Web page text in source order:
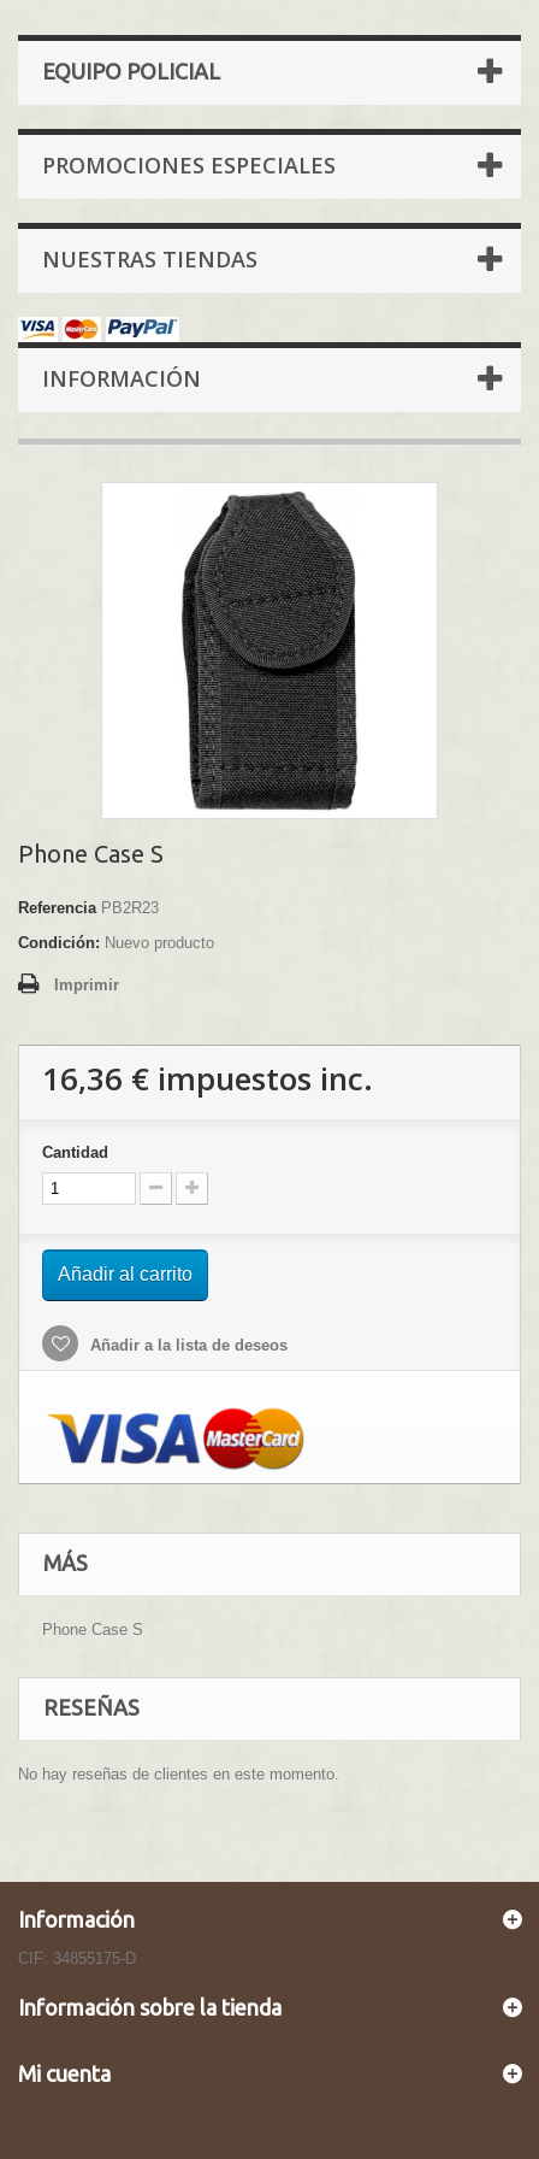
EQUIPO POLICIAL
PROMOCIONES ESPECIALES
NUESTRAS TIENDAS
INFORMACIÓN
Phone Case S
Referencia PB2R23
Condición: Nuevo producto
Imprimir
16,36 € impuestos inc.
Cantidad
Añadir al carrito
Añadir a la lista de deseos
MÁS
Phone Case S
RESEÑAS
No hay reseñas de clientes en este momento.
Información
CIF: 34855175-D
Información sobre la tienda
Mi cuenta